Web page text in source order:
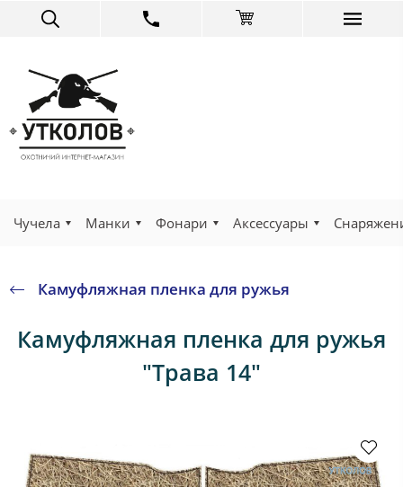
Чучела Манки Фонари Аксессуары
Камуфляжная пленка для ружья
Камуфляжная пленка для ружья
"Трава 14"